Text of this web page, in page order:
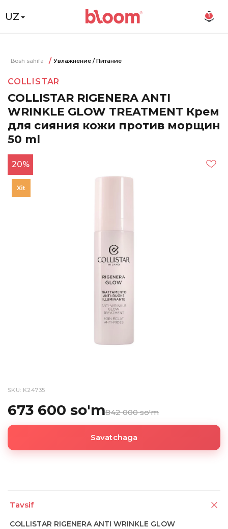
UZ 1
Bosh sahifa Увлажнение / Питание
COLLISTAR
COLLISTAR RIGENERA ANTI
WRINKLE GLOW TREATMENT Крем
для сияния кожи против морщин
50 ml
20%
SKU: K24735
673 600 so'm842 000 so'm
Savatchaga
Tavsif
COLLISTAR RIGENERA ANTI WRINKLE GLOW